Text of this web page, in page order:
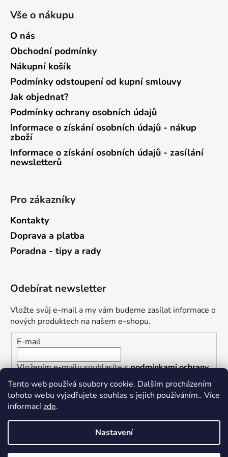
Tento web používá soubory cookie. Dalším procházením
tohoto webu vyjadřujete souhlas s jejich používáním.. Více
informacízde.
Nastavení
Vše o nákupu
O nás
Obchodní podmínky
Nákupní košík
Podmínky odstoupení od kupní smlouvy
Jak objednat?
Podmínky ochrany osobních údajů
Informace o získání osobních údajů - nákup
zboží
Informace o získání osobních údajů - zasílání
newsletterů
Pro zákazníky
Kontakty
Doprava a platba
Poradna - tipy a rady
Odebírat newsletter
Vložte svůj e-mail a my vám budeme zasílat informace o
nových produktech na našem e-shopu.
E-mail
Vložením e-mailu souhlasíte spodmínkami ochrany
osobních údajů
PŘIHLÁSIT SE